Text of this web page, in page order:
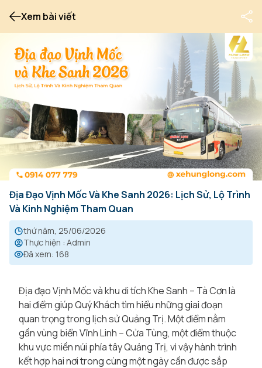
Xem bài viết
Địa Đạo Vịnh Mốc Và Khe Sanh 2026: Lịch Sử, Lộ Trình
Và Kinh Nghiệm Tham Quan
thứ năm, 25/06/2026
Thực hiện : Admin
Đã xem: 168
Địa đạo Vịnh Mốc và khu di tích Khe Sanh – Tà Cơn là
hai điểm giúp Quý Khách tìm hiểu những giai đoạn
quan trọng trong lịch sử Quảng Trị. Một điểm nằm
gần vùng biển Vĩnh Linh – Cửa Tùng, một điểm thuộc
khu vực miền núi phía tây Quảng Trị, vì vậy hành trình
kết hợp hai nơi trong cùng một ngày cần được sắp